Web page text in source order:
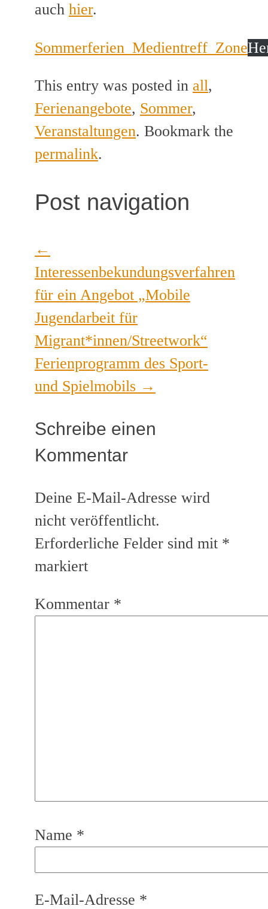
auch hier.
Sommerferien_Medientreff_Zone
This entry was posted in all,
Ferienangebote, Sommer,
Veranstaltungen. Bookmark the
permalink.
Post navigation
←
Interessenbekundungsverfahren
für ein Angebot „Mobile
Jugendarbeit für
Migrant*innen/Streetwork“
Ferienprogramm des Sport-
und Spielmobils →
Schreibe einen
Kommentar
Deine E-Mail-Adresse wird
nicht veröffentlicht.
Erforderliche Felder sind mit *
markiert
Kommentar *
Name *
E-Mail-Adresse *